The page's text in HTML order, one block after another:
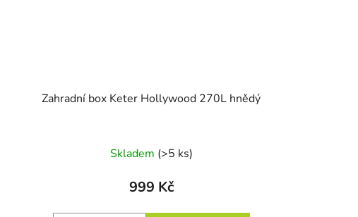
Zahradní box Keter Hollywood 270L hnědý
Skladem (>5 ks)
999 Kč